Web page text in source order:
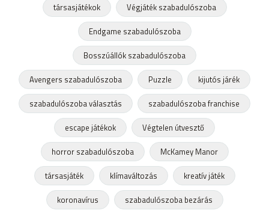
társasjátékok
Végjáték szabadulószoba
Endgame szabadulószoba
Bosszúállók szabadulószoba
Avengers szabadulószoba
Puzzle
kijutós járék
szabadulószoba választás
szabadulószoba franchise
escape játékok
Végtelen útvesztő
horror szabadulószoba
McKamey Manor
társasjáték
klímaváltozás
kreatív játék
koronavírus
szabadulószoba bezárás